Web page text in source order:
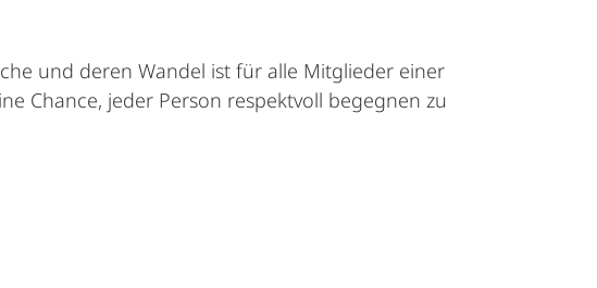
und deren Wandel ist für alle Mitglieder einer
Chance, jeder Person respektvoll begegnen zu